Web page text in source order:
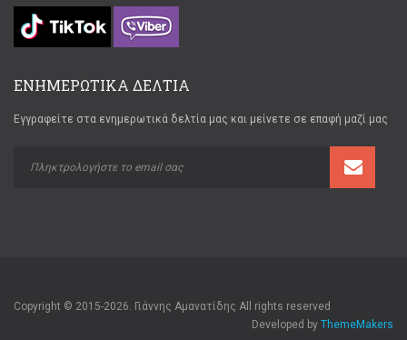
ΕΝΗΜΕΡΩΤΙΚΑ ΔΕΛΤΙΑ
Εγγραφείτε στα ενημερωτικά δελτία μας και μείνετε σε επαφή μαζί μας
Copyright © 2015-2026. Γιάννης Αμανατίδης All rights reserved
Developed by ThemeMakers